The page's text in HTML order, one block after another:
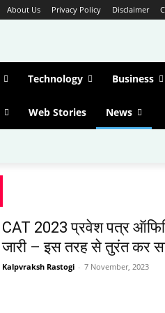
About Us Privacy Policy Disclaimer
Technology Business
Web Stories News
CAT 2023 प्रवेश पत्र
जारी – इस तरह से तुरंत कर
Kalpvraksh Rastogi - 7 November, 2023